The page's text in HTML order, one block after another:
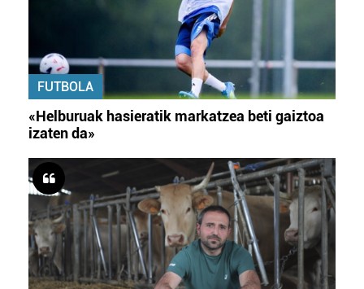
FUTBOLA
«Helburuak hasieratik markatzea beti gaiztoa
izaten da»